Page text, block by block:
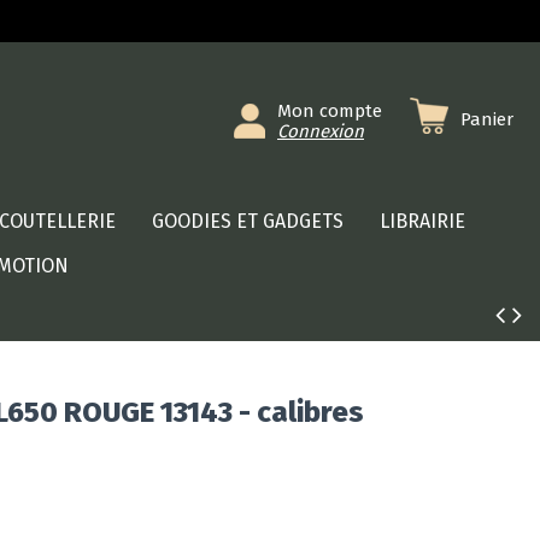
Mon compte
Connexion
Panier
COUTELLERIE GOODIES ET GADGETS
LIBRAIRIE
ROUGE 13143 - calibres